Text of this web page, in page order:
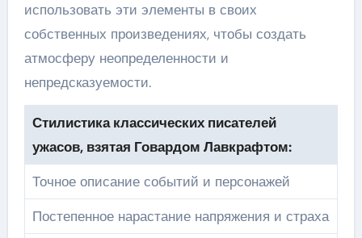
использовать эти элементы в своих
собственных произведениях, чтобы создать
атмосферу неопределенности и
непредсказуемости.
Стилистика классических писателей
ужасов, взятая Говардом Лавкрафтом:
Точное описание событий и персонажей
Постепенное нарастание напряжения и страха